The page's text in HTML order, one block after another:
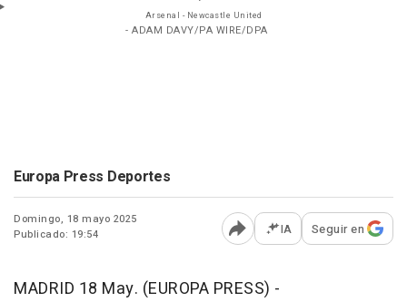
Arsenal - Newcastle United
- ADAM DAVY/PA WIRE/DPA
Europa Press Deportes
Domingo, 18 mayo 2025
Publicado: 19:54
Abrir opciones para
IA Seguir en
MADRID 18 May. (EUROPA PRESS) -